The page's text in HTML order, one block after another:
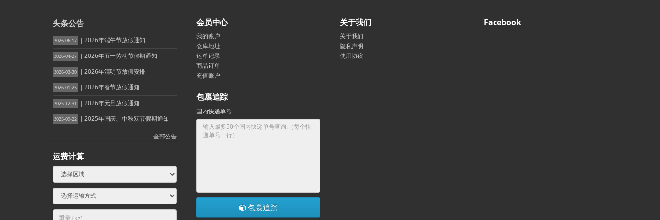
头条公告
2026-06-17 | 2026年端午节放假通知
2026-04-27 | 2026年五一劳动节假期通知
2026-03-30 | 2026年清明节放假安排
2026-01-25 | 2026年春节放假通知
2025-12-31 | 2026年元旦放假通知
2025-09-22 | 2025年国庆、中秋双节假期通知
全部公告
运费计算
会员中心
我的账户
仓库地址
运单记录
商品订单
充值账户
包裹追踪
国内快递单号
包裹追踪
关于我们
关于我们
隐私声明
使用协议
Facebook